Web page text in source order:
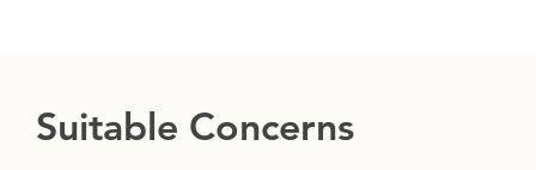
Suitable Concerns